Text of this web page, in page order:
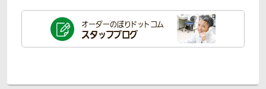
オーダーのぼりドットコム
スタッフブログ